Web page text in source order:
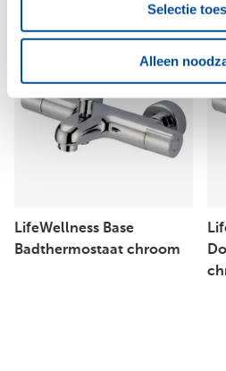
Selectie
Alleen
LifeWellness Base
Badthermostaat chroom